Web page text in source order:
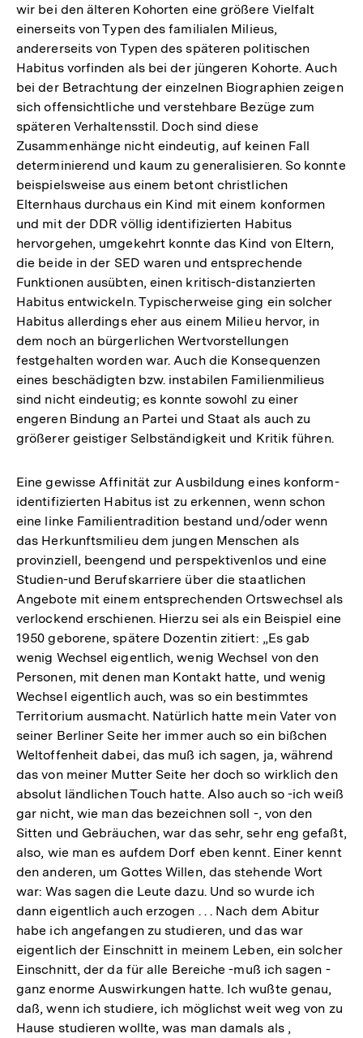
wir bei den älteren Kohorten eine größere Vielfalt
einerseits von Typen des familialen Milieus,
andererseits von Typen des späteren politischen
Habitus vorfinden als bei der jüngeren Kohorte. Auch
bei der Betrachtung der einzelnen Biographien zeigen
sich offensichtliche und verstehbare Bezüge zum
späteren Verhaltensstil. Doch sind diese
Zusammenhänge nicht eindeutig, auf keinen Fall
determinierend und kaum zu generalisieren. So konnte
beispielsweise aus einem betont christlichen
Elternhaus durchaus ein Kind mit einem konformen
und mit der DDR völlig identifizierten Habitus
hervorgehen, umgekehrt konnte das Kind von Eltern,
die beide in der SED waren und entsprechende
Funktionen ausübten, einen kritisch-distanzierten
Habitus entwickeln. Typischerweise ging ein solcher
Habitus allerdings eher aus einem Milieu hervor, in
dem noch an bürgerlichen Wertvorstellungen
festgehalten worden war. Auch die Konsequenzen
eines beschädigten bzw. instabilen Familienmilieus
sind nicht eindeutig; es konnte sowohl zu einer
engeren Bindung an Partei und Staat als auch zu
größerer geistiger Selbständigkeit und Kritik führen.
Eine gewisse Affinität zur Ausbildung eines konform-
identifizierten Habitus ist zu erkennen, wenn schon
eine linke Familientradition bestand und/oder wenn
das Herkunftsmilieu dem jungen Menschen als
provinziell, beengend und perspektivenlos und eine
Studien-und Berufskarriere über die staatlichen
Angebote mit einem entsprechenden Ortswechsel als
verlockend erschienen. Hierzu sei als ein Beispiel eine
1950 geborene, spätere Dozentin zitiert: „Es gab
wenig Wechsel eigentlich, wenig Wechsel von den
Personen, mit denen man Kontakt hatte, und wenig
Wechsel eigentlich auch, was so ein bestimmtes
Territorium ausmacht. Natürlich hatte mein Vater von
seiner Berliner Seite her immer auch so ein bißchen
Weltoffenheit dabei, das muß ich sagen, ja, während
das von meiner Mutter Seite her doch so wirklich den
absolut ländlichen Touch hatte. Also auch so -ich weiß
gar nicht, wie man das bezeichnen soll -, von den
Sitten und Gebräuchen, war das sehr, sehr eng gefaßt,
also, wie man es aufdem Dorf eben kennt. Einer kennt
den anderen, um Gottes Willen, das stehende Wort
war: Was sagen die Leute dazu. Und so wurde ich
dann eigentlich auch erzogen . . . Nach dem Abitur
habe ich angefangen zu studieren, und das war
eigentlich der Einschnitt in meinem Leben, ein solcher
Einschnitt, der da für alle Bereiche -muß ich sagen -
ganz enorme Auswirkungen hatte. Ich wußte genau,
daß, wenn ich studiere, ich möglichst weit weg von zu
Hause studieren wollte, was man damals als ,